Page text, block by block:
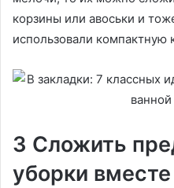
корзины или авоськи и
использовали компактную
3 Сложить
уборки вместе